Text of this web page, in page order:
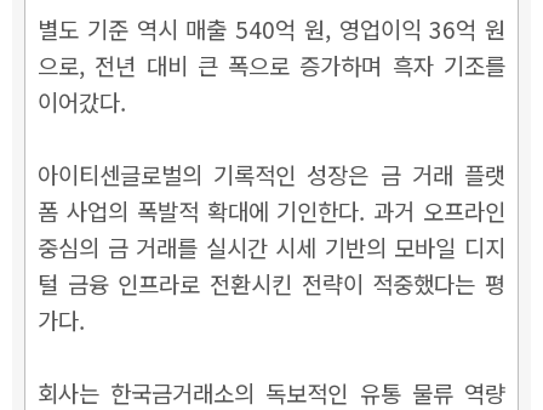
별도 기준 역시 매출 540억 원, 영업이익 36억 원
으로, 전년 대비 큰 폭으로 증가하며 흑자 기조를
이어갔다.
아이티센글로벌의 기록적인 성장은 금 거래 플랫
폼 사업의 폭발적 확대에 기인한다. 과거 오프라인
중심의 금 거래를 실시간 시세 기반의 모바일 디지
털 금융 인프라로 전환시킨 전략이 적중했다는 평
가다.
회사는 한국금거래소의 독보적인 유통 물류 역량